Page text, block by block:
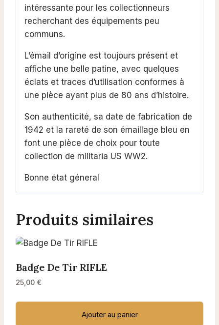
intéressante pour les collectionneurs
recherchant des équipements peu
communs.
L’émail d’origine est toujours présent et
affiche une belle patine, avec quelques
éclats et traces d’utilisation conformes à
une pièce ayant plus de 80 ans d’histoire.
Son authenticité, sa date de fabrication de
1942 et la rareté de son émaillage bleu en
font une pièce de choix pour toute
collection de militaria US WW2.
Bonne état géneral
Produits similaires
Badge De Tir RIFLE
25,00 €
Ajouter au panier